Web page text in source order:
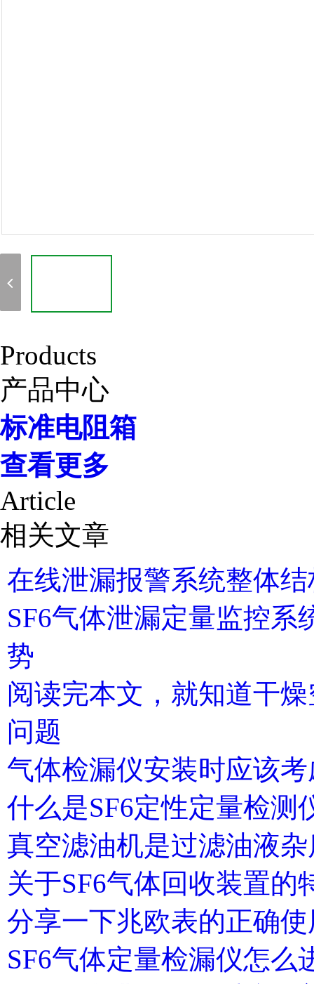
Products
产品中心
标准电阻箱
查看更多
Article
相关文章
在线泄漏报警系统整体
SF6气体泄漏定量监控
势
阅读完本文，就知道干
问题
气体检漏仪安装时应该
什么是SF6定性定量检测
真空滤油机是过滤油液
关于SF6气体回收装置的
分享一下兆欧表的正确
SF6气体定量检漏仪怎么